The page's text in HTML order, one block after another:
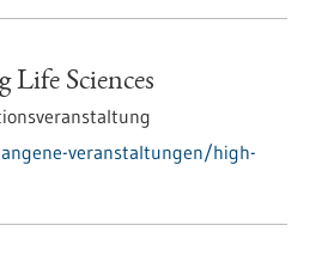
Life Sciences
veranstaltungen/high-